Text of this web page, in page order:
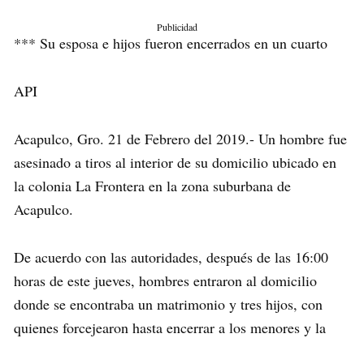
Publicidad
*** Su esposa e hijos fueron encerrados en un cuarto
API
Acapulco, Gro. 21 de Febrero del 2019.- Un hombre fue
asesinado a tiros al interior de su domicilio ubicado en
la colonia La Frontera en la zona suburbana de
Acapulco.
De acuerdo con las autoridades, después de las 16:00
horas de este jueves, hombres entraron al domicilio
donde se encontraba un matrimonio y tres hijos, con
quienes forcejearon hasta encerrar a los menores y la